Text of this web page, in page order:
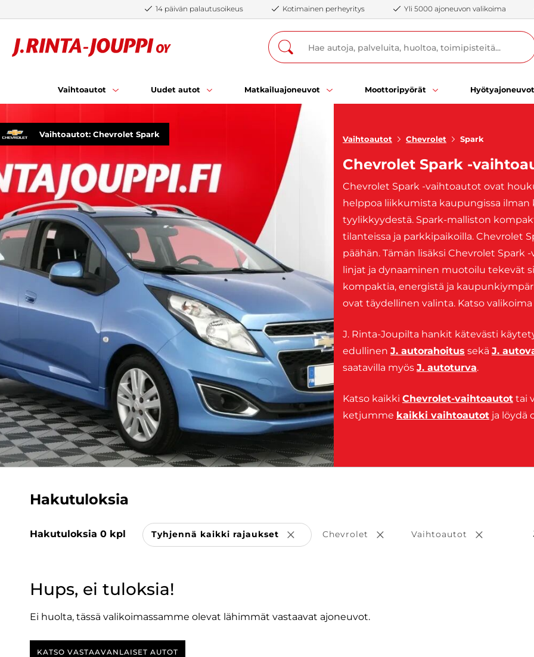
14 päivän palautusoikeus Kotimainen perheyritys Yli 5000 ajoneuvon valikoima
Vaihtoautot Uudet autot Matkailuajoneuvot Moottoripyörät Hyötyajoneuvot
Vaihtoautot: Chevrolet Spark
Vaihtoautot Chevrolet Spark
Chevrolet Spark -
Chevrolet Spark -vaihtoautot ovat
helppoa liikkumista kaupungissa
tyylikkyydestä. Spark-malliston
tilanteissa ja parkkipaikoilla. Chevrolet
päähän. Tämän lisäksi Chevrolet Spark
linjat ja dynaaminen muotoilu tekevät
kompaktia, energistä ja
ovat täydellinen valinta. Katso valikoima
J. Rinta-Joupilta hankit kätevästi
edullinen J. autorahoitus sekä J.
saatavilla myös J. autoturva.
Katso kaikki Chevrolet-vaihtoautot tai
ketjumme kaikki vaihtoautot ja löydä
Hakutuloksia
Hakutuloksia 0 kpl Tyhjennä kaikki rajaukset Poista valinta
Chevrolet Poista valinta
Vaihtoautot Poista
Hups, ei tuloksia!
Ei huolta, tässä valikoimassamme olevat lähimmät vastaavat ajoneuvot.
KATSO VASTAAVANLAISET AUTOT